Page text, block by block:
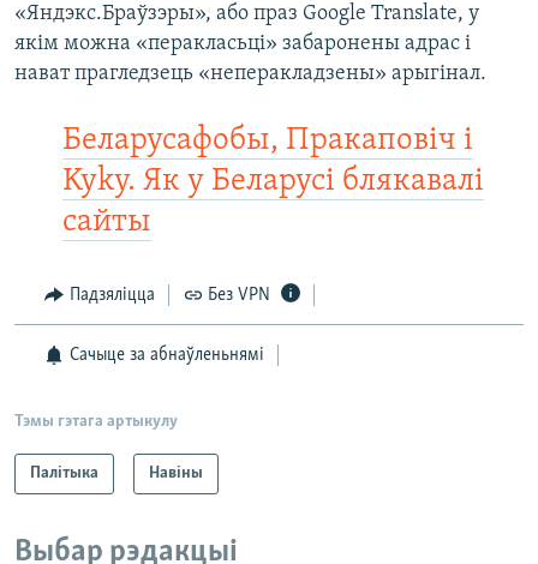
«Яндэкс.Браўзэры», або праз Google Translate, у
якім можна «перакласьці» забаронены адрас і
нават прагледзець «неперакладзены» арыгінал.
Беларусафобы, Пракаповіч і
Kyky. Як у Беларусі блякавалі
сайты
Падзяліцца Без VPN
Сачыце за абнаўленьнямі
Тэмы гэтага артыкулу
Палітыка Навіны
Выбар рэдакцыі